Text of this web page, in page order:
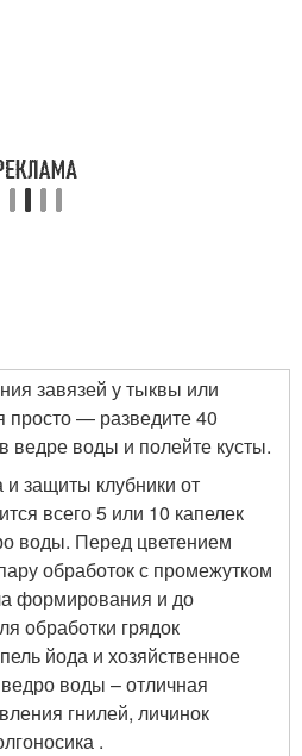
завязей у тыквы или
просто — разведите 40
ведре воды и полейте кусты.
защиты клубники от
всего 5 или 10 капелек
воды. Перед цветением
обработок с промежутком
формирования и до
обработки грядок
йода и хозяйственное
воды – отличная
гнилей, личинок
.